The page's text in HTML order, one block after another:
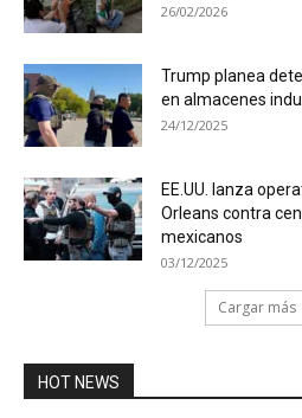
26/02/2026
Trump planea
en almacenes
24/12/2025
EE.UU. lanza
Orleans contra
mexicanos
03/12/2025
Cargar más
HOT NEWS